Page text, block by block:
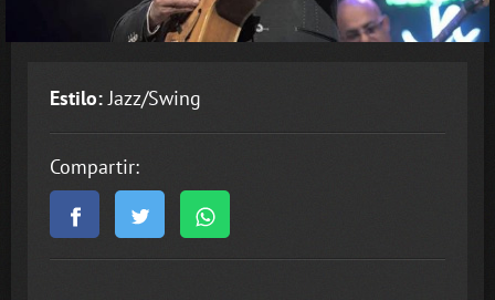
Estilo:Jazz/Swing
Compartir: